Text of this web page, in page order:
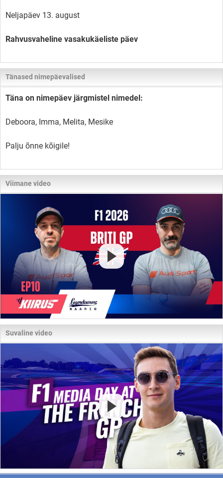
Neljapäev 13. august
Rahvusvaheline vasakukäeliste päev
Tänased nimepäevalised
Täna on nimepäev järgmistel nimedel:
Deboora, Imma, Melita, Mesike
Palju õnne kõigile!
Viimane video
Suvaline video